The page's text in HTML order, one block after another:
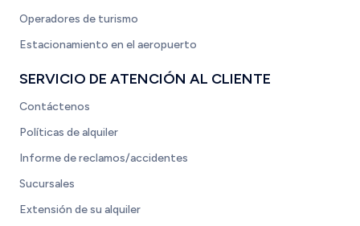
Operadores de turismo
Estacionamiento en el aeropuerto
SERVICIO DE ATENCIÓN AL CLIENTE
Contáctenos
Políticas de alquiler
Informe de reclamos/accidentes
Sucursales
Extensión de su alquiler